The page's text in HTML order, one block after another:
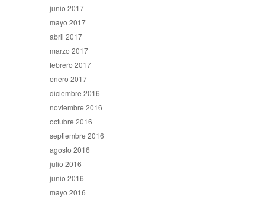
junio 2017
mayo 2017
abril 2017
marzo 2017
febrero 2017
enero 2017
diciembre 2016
noviembre 2016
octubre 2016
septiembre 2016
agosto 2016
julio 2016
junio 2016
mayo 2016